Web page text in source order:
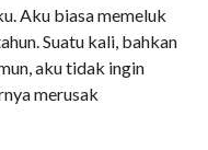
Aku biasa memeluk
Suatu kali, bahkan
aku tidak ingin
merusak